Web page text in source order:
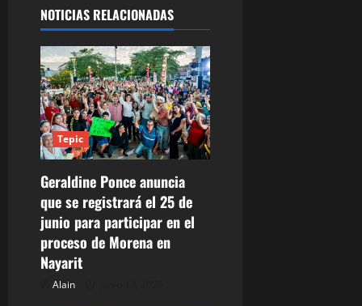
g
a
c
i
ó
n
d
e
NOTICIAS RELACIONADAS
Tepic
Geraldine Ponce anuncia
que se registrará el 25 de
junio para participar en el
proceso de Morena en
Nayarit
Alain